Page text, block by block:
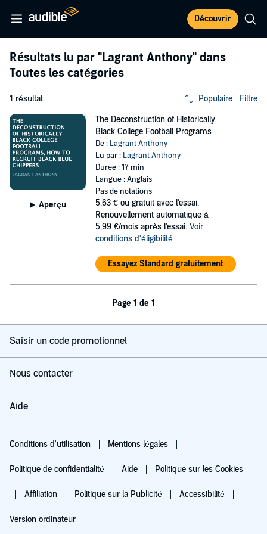
Découvrir
Résultats lu par "Lagrant Anthony" dans
Toutes les catégories
1 résultat Populaire Filtre
Aperçu
The Deconstruction of Historically
Black College Football Programs
De : Lagrant Anthony
Lu par : Lagrant Anthony
Durée : 17 min
Langue : Anglais
Pas de notations
5,63 € ou gratuit avec l'essai.
Renouvellement automatique à
5,99 €/mois après l'essai. Voir
conditions d'éligibilité
Essayez Standard gratuitement
Page 1 de 1
Saisir un code promotionnel
Nous contacter
Aide
Conditions d'utilisation Mentions légales
Politique de confidentialité Aide Politique sur les Cookies
Affiliation Politique sur la Publicité Accessibilité
Version ordinateur